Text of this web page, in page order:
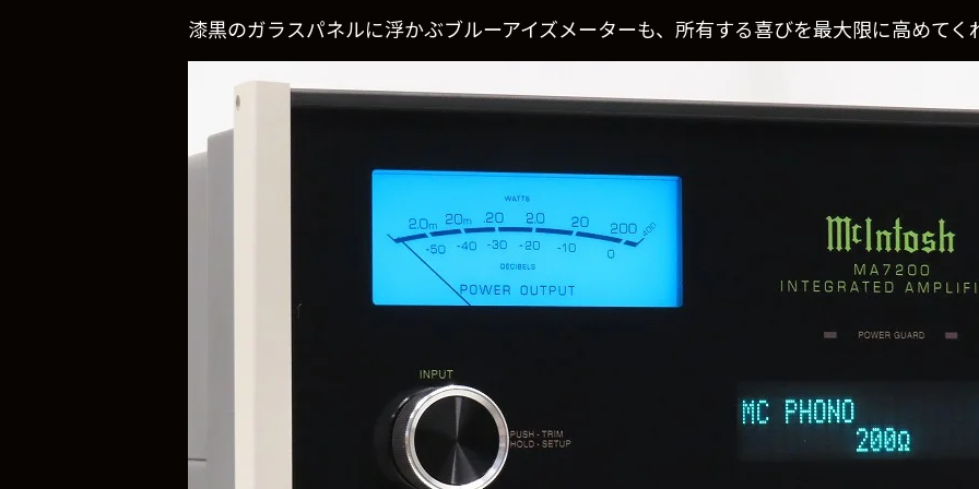
漆黒のガラスパネルに浮かぶブルーアイズメーターも、所有する喜びを最大限に高めてく